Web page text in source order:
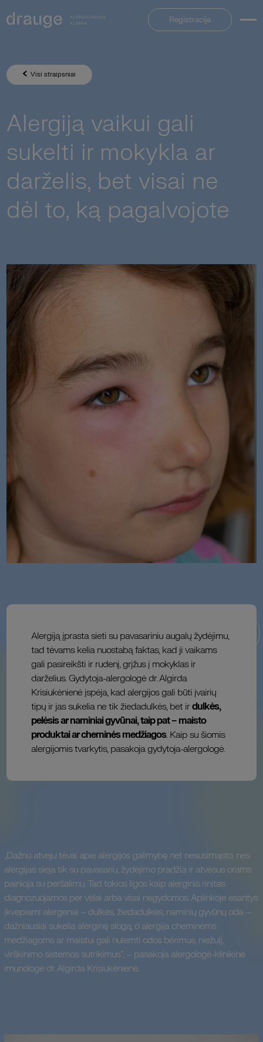
Registracija
Visi straipsniai
Alergiją vaikui gali
sukelti ir mokykla ar
darželis, bet visai ne
dėl to, ką pagalvojote
Alergiją įprasta sieti su pavasariniu augalų žydėjimu,
tad tėvams kelia nuostabą faktas, kad ji vaikams
gali pasireikšti ir rudenį, grįžus į mokyklas ir
darželius. Gydytoja-alergologė dr. Algirda
Krisiukėnienė įspėja, kad alergijos gali būti įvairių
tipų ir jas sukelia ne tik žiedadulkės, bet irdulkės,
pelėsis ar naminiai gyvūnai, taip pat – maisto
produktai ar cheminės medžiagos. Kaip su šiomis
alergijomis tvarkytis, pasakoja gydytoja-alergologė.
„Dažnu atveju tėvai apie alergijos galimybę net nesusimąsto, nes
alergijas sieja tik su pavasariu, žydėjimo pradžia ir atvėsus orams
painioja su peršalimu. Tad tokios ligos kaip alerginis rinitas
diagnozuojamos per vėlai arba visai negydomos. Aplinkoje esantys
įkvepiami alergenai – dulkės, žiedadulkės, naminių gyvūnų oda –
dažniausiai sukelia alerginę slogą, o alergija cheminėms
medžiagoms ar maistui gali nulemti odos bėrimus, niežulį,
virškinimo sistemos sutrikimus“, – pasakoja alergologė-klinikinė
imunologė dr. Algirda Krisiukėnienė.